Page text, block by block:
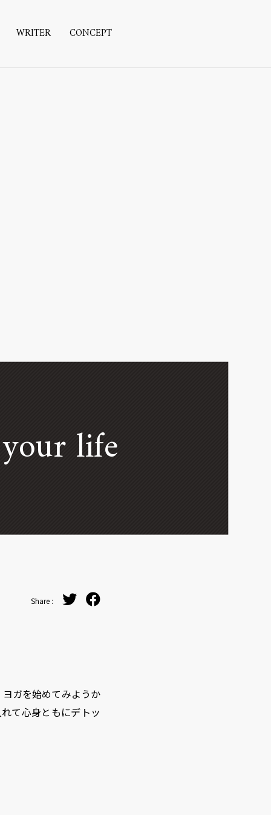
WRITER CONCEPT
life
Share :
ガを始めてみようか
て心身ともにデトッ